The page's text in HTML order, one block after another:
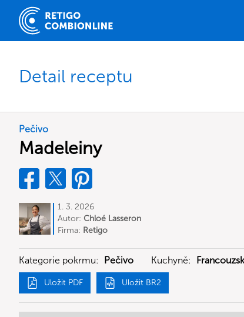
Detail receptu
Pečivo
Madeleiny
1. 3. 2026
Autor: Chloé Lasseron
Firma: Retigo
Kategorie pokrmu: Pečivo Kuchyně:
Uložit PDF Uložit BR2